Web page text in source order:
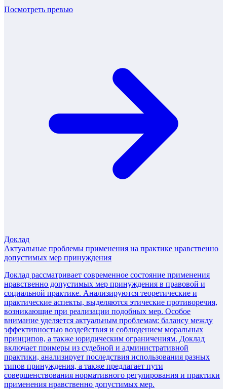
Посмотреть превью
Доклад
Актуальные проблемы применения на практике нравственно
допустимых мер принуждения
Доклад рассматривает современное состояние применения
нравственно допустимых мер принуждения в правовой и
социальной практике. Анализируются теоретические и
практические аспекты, выделяются этические противоречия,
возникающие при реализации подобных мер. Особое
внимание уделяется актуальным проблемам: балансу между
эффективностью воздействия и соблюдением моральных
принципов, а также юридическим ограничениям. Доклад
включает примеры из судебной и административной
практики, анализирует последствия использования разных
типов принуждения, а также предлагает пути
совершенствования нормативного регулирования и практики
применения нравственно допустимых мер.